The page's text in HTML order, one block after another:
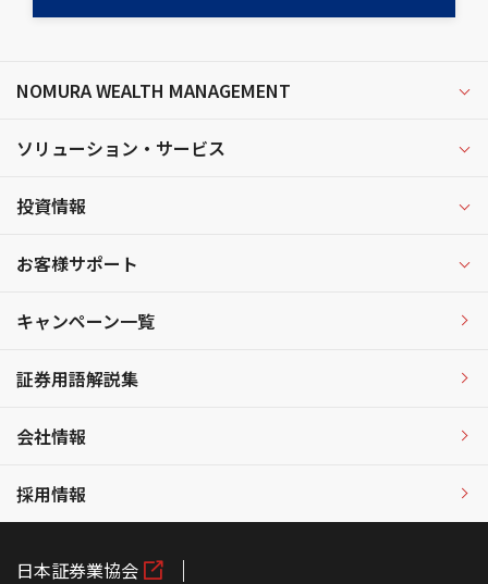
NOMURA WEALTH MANAGEMENT
ソリューション・サービス
投資情報
お客様サポート
キャンペーン一覧
証券用語解説集
会社情報
採用情報
日本証券業協会